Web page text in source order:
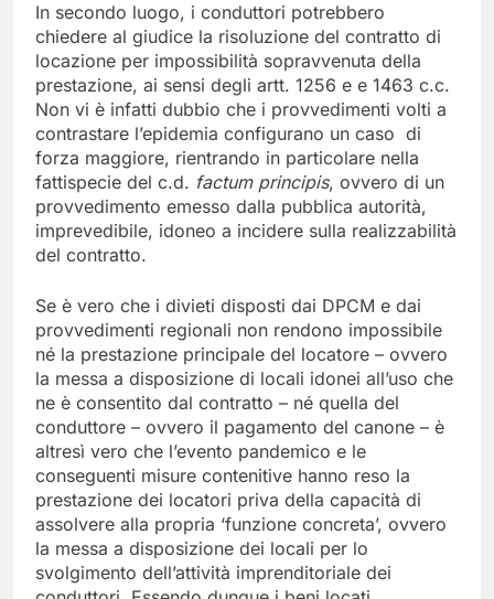
In secondo luogo, i conduttori potrebbero
chiedere al giudice la risoluzione del contratto di
locazione per impossibilità sopravvenuta della
prestazione, ai sensi degli artt. 1256 e e 1463 c.c.
Non vi è infatti dubbio che i provvedimenti volti a
contrastare l’epidemia configurano un caso di
forza maggiore, rientrando in particolare nella
fattispecie del c.d. factum principis, ovvero di un
provvedimento emesso dalla pubblica autorità,
imprevedibile, idoneo a incidere sulla realizzabilità
del contratto.
Se è vero che i divieti disposti dai DPCM e dai
provvedimenti regionali non rendono impossibile
né la prestazione principale del locatore – ovvero
la messa a disposizione di locali idonei all’uso che
ne è consentito dal contratto – né quella del
conduttore – ovvero il pagamento del canone – è
altresì vero che l’evento pandemico e le
conseguenti misure contenitive hanno reso la
prestazione dei locatori priva della capacità di
assolvere alla propria ‘funzione concreta’, ovvero
la messa a disposizione dei locali per lo
svolgimento dell’attività imprenditoriale dei